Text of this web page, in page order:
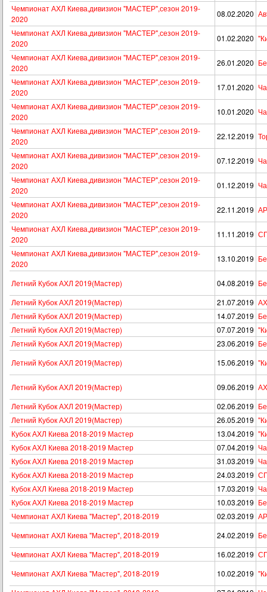
Чемпионат АХЛ Киева,дивизион "МАСТЕР",сезон 2019-
2020
08.02.2020
Чемпионат АХЛ Киева,дивизион "МАСТЕР",сезон 2019-
2020
01.02.2020
Чемпионат АХЛ Киева,дивизион "МАСТЕР",сезон 2019-
2020
26.01.2020
Чемпионат АХЛ Киева,дивизион "МАСТЕР",сезон 2019-
2020
17.01.2020
Чемпионат АХЛ Киева,дивизион "МАСТЕР",сезон 2019-
2020
10.01.2020
Чемпионат АХЛ Киева,дивизион "МАСТЕР",сезон 2019-
2020
22.12.2019
Чемпионат АХЛ Киева,дивизион "МАСТЕР",сезон 2019-
2020
07.12.2019
Чемпионат АХЛ Киева,дивизион "МАСТЕР",сезон 2019-
2020
01.12.2019
Чемпионат АХЛ Киева,дивизион "МАСТЕР",сезон 2019-
2020
22.11.2019
Чемпионат АХЛ Киева,дивизион "МАСТЕР",сезон 2019-
2020
11.11.2019
Чемпионат АХЛ Киева,дивизион "МАСТЕР",сезон 2019-
2020
13.10.2019
Летний Кубок АХЛ 2019(Мастер) 04.08.2019
Летний Кубок АХЛ 2019(Мастер)
21.07.2019
Летний Кубок АХЛ 2019(Мастер)
14.07.2019
Летний Кубок АХЛ 2019(Мастер)
07.07.2019
Летний Кубок АХЛ 2019(Мастер)
23.06.2019
Летний Кубок АХЛ 2019(Мастер)
15.06.2019
Летний Кубок АХЛ 2019(Мастер) 09.06.2019
Летний Кубок АХЛ 2019(Мастер)
02.06.2019
Летний Кубок АХЛ 2019(Мастер)
26.05.2019
Кубок АХЛ Киева 2018-2019 Мастер
13.04.2019
Кубок АХЛ Киева 2018-2019 Мастер
07.04.2019
Кубок АХЛ Киева 2018-2019 Мастер
31.03.2019
Кубок АХЛ Киева 2018-2019 Мастер
24.03.2019
Кубок АХЛ Киева 2018-2019 Мастер
17.03.2019
Кубок АХЛ Киева 2018-2019 Мастер
10.03.2019
Чемпионат АХЛ Киева "Мастер", 2018-2019
02.03.2019
Чемпионат АХЛ Киева "Мастер", 2018-2019
24.02.2019
Чемпионат АХЛ Киева "Мастер", 2018-2019
16.02.2019
Чемпионат АХЛ Киева "Мастер", 2018-2019
10.02.2019